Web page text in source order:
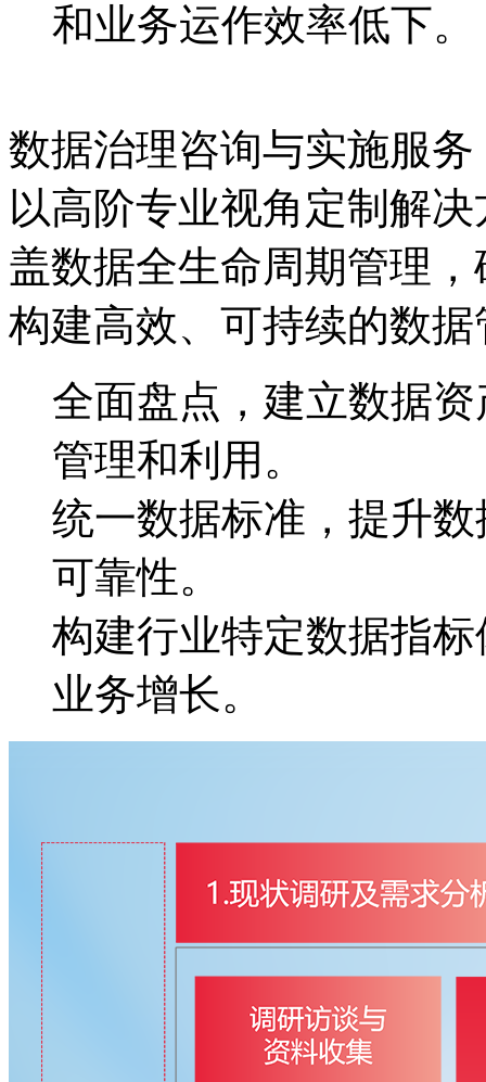
和业务运作效率低下。
数据治理咨询与实施服务
以高阶专业视角定制解决方
盖数据全生命周期管理
构建高效、可持续的数
全面盘点，建立数据
管理和利用。
统一数据标准，提升
可靠性。
构建行业特定数据指标
业务增长。